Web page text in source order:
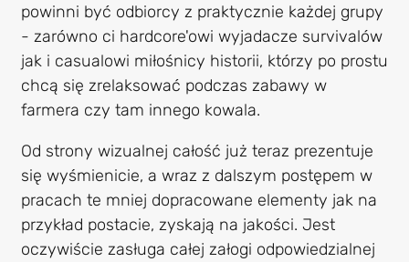
powinni być odbiorcy z praktycznie każdej grupy
- zarówno ci hardcore'owi wyjadacze survivalów
jak i casualowi miłośnicy historii, którzy po prostu
chcą się zrelaksować podczas zabawy w
farmera czy tam innego kowala.
Od strony wizualnej całość już teraz prezentuje
się wyśmienicie, a wraz z dalszym postępem w
pracach te mniej dopracowane elementy jak na
przykład postacie, zyskają na jakości. Jest
oczywiście zasługa całej załogi odpowiedzialnej